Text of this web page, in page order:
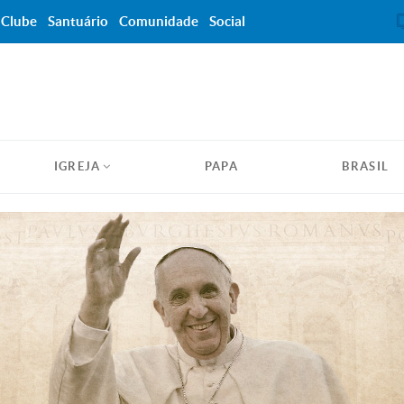
IGREJA PAPA BRASIL
Clube Santuário Comunidade Social